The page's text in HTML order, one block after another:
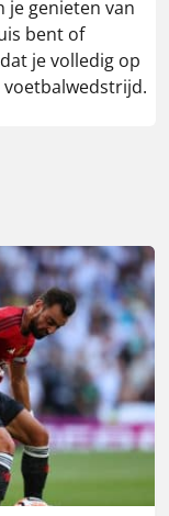
je genieten van
bent of
je volledig op